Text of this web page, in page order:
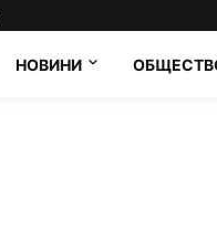
НОВИНИ